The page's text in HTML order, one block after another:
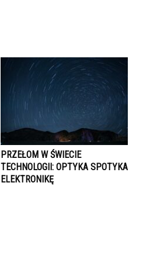
PRZEŁOM W ŚWIECIE
TECHNOLOGII: OPTYKA SPOTYKA
ELEKTRONIKĘ